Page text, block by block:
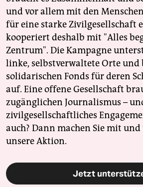
und vor allem mit den
für eine starke Zivilgesellschaft
kooperiert deshalb mit "Alles
Zentrum". Die Kampagne
linke, selbstverwaltete Orte und
solidarischen Fonds für deren
auf. Eine offene Gesellschaft
zugänglichen Journalismus –
zivilgesellschaftliches
auch? Dann machen Sie mit
unsere Aktion.
Jetzt